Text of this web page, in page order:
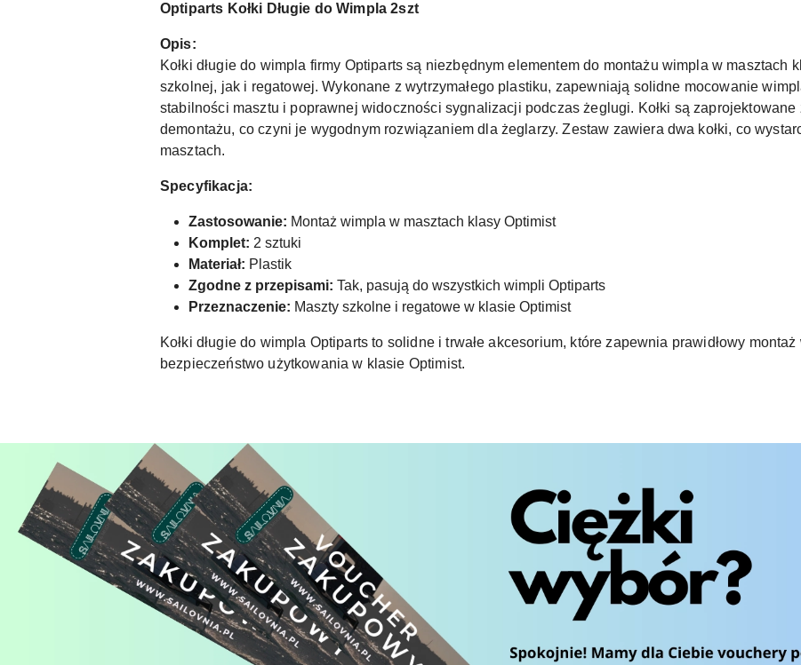
Optiparts Kołki Długie do Wimpla 2szt
Opis:
Kołki długie do wimpla firmy Optiparts są niezbędnym elementem do montażu wimpla w masztach
szkolnej, jak i regatowej. Wykonane z wytrzymałego plastiku, zapewniają solidne mocowanie
stabilności masztu i poprawnej widoczności sygnalizacji podczas żeglugi. Kołki są zaprojektowane
demontażu, co czyni je wygodnym rozwiązaniem dla żeglarzy. Zestaw zawiera dwa kołki, co
masztach.
Specyfikacja:
Zastosowanie: Montaż wimpla w masztach klasy Optimist
Komplet: 2 sztuki
Materiał: Plastik
Zgodne z przepisami: Tak, pasują do wszystkich wimpli Optiparts
Przeznaczenie: Maszty szkolne i regatowe w klasie Optimist
Kołki długie do wimpla Optiparts to solidne i trwałe akcesorium, które zapewnia prawidłowy
bezpieczeństwo użytkowania w klasie Optimist.